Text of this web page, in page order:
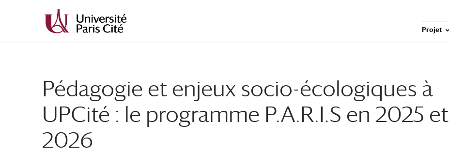
Projet
Pédagogie et enjeux socio-écologiques à
UPCité : le programme P.A.R.I.S en 2025 et
2026